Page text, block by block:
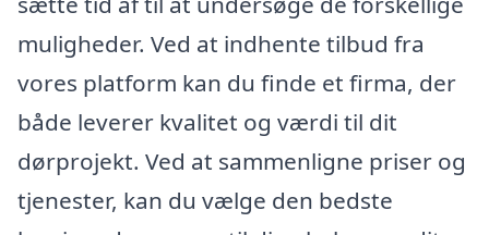
muligheder. Ved at indhente tilbud fra
vores platform kan du finde et firma, der
både leverer kvalitet og værdi til dit
dørprojekt. Ved at sammenligne priser og
tjenester, kan du vælge den bedste